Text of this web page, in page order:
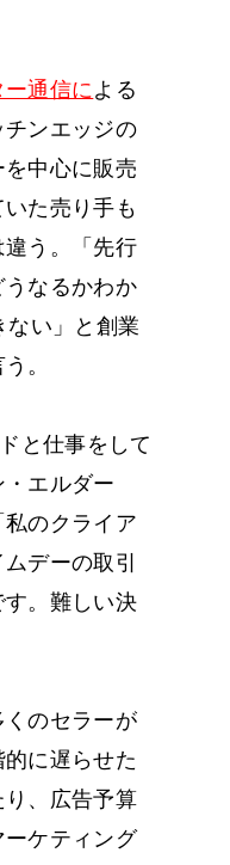
ー通信による
チンエッジの
中心に販売
た売り手も
う。「先行
なるかわか
ない」と創業
。
と仕事をして
エルダー
のクライア
デーの取引
。難しい決
のセラーが
に遅らせた
り、広告予算
ケティング